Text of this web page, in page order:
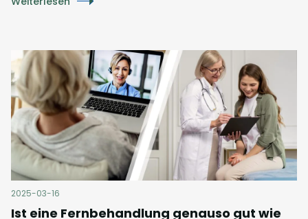
2025-03-16
Ist eine Fernbehandlung genauso gut wie